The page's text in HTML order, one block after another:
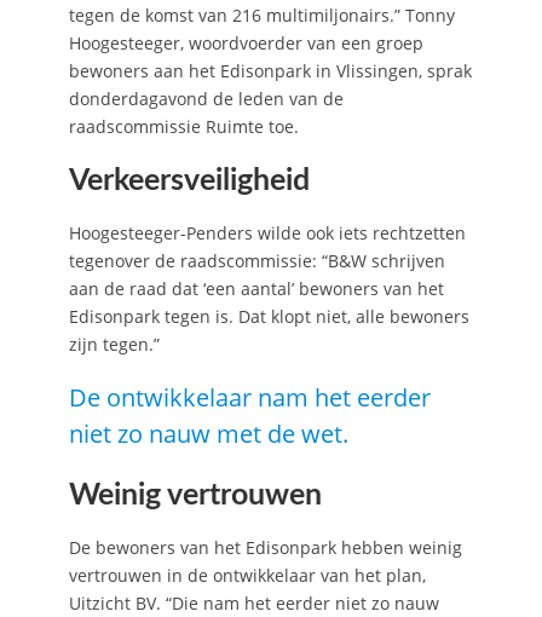
tegen de komst van 216 multimiljonairs.” Tonny
Hoogesteeger, woordvoerder van een groep
bewoners aan het Edisonpark in Vlissingen, sprak
donderdagavond de leden van de
raadscommissie Ruimte toe.
Verkeersveiligheid
Hoogesteeger-Penders wilde ook iets rechtzetten
tegenover de raadscommissie: “B&W schrijven
aan de raad dat ‘een aantal’ bewoners van het
Edisonpark tegen is. Dat klopt niet, alle bewoners
zijn tegen.”
De ontwikkelaar nam het eerder
niet zo nauw met de wet.
Weinig vertrouwen
De bewoners van het Edisonpark hebben weinig
vertrouwen in de ontwikkelaar van het plan,
Uitzicht BV. “Die nam het eerder niet zo nauw